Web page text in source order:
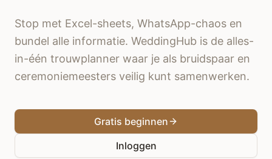
Stop met Excel-sheets, WhatsApp-chaos en
bundel alle informatie. WeddingHub is de alles-
in-één trouwplanner waar je als bruidspaar en
ceremoniemeesters veilig kunt samenwerken.
Gratis beginnen
Inloggen